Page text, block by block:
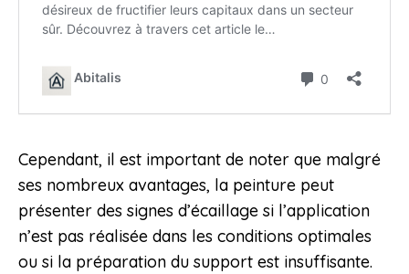
Cependant, il est important de noter que malgré
ses nombreux avantages, la peinture peut
présenter des signes d’écaillage si l’application
n’est pas réalisée dans les conditions optimales
ou si la préparation du support est insuffisante.